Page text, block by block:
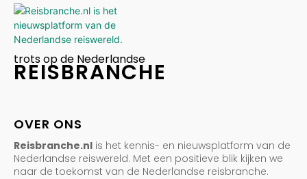
trots op de Nederlandse
REISBRANCHE
OVER ONS
Reisbranche.nl is het kennis- en nieuwsplatform van de
Nederlandse reiswereld. Met een positieve blik kijken we
naar de toekomst van de Nederlandse reisbranche.